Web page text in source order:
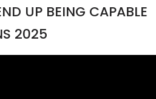
UP BEING CAPABLE
2025